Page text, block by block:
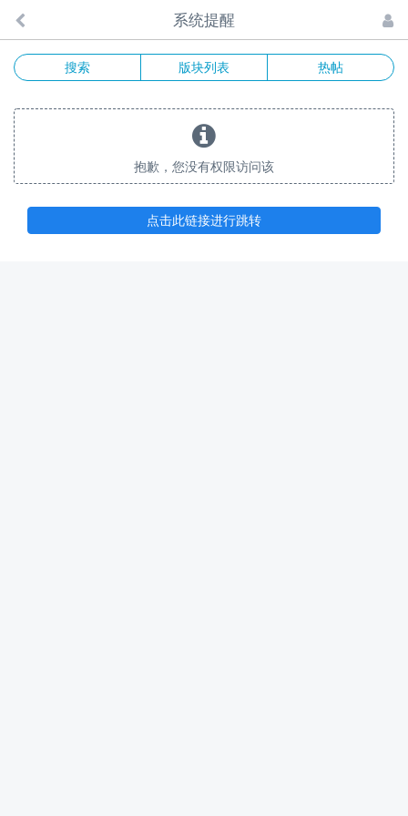
系统提醒
搜索 版块列表 热帖
抱歉，您没有权限访问该
点击此链接进行跳转